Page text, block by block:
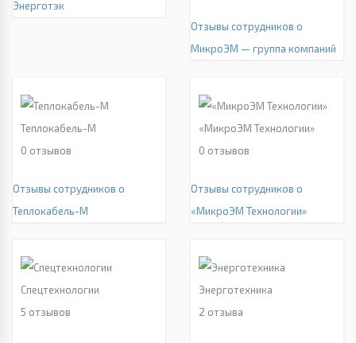
Энерготэк
Отзывы сотрудников о
МикроЭМ — группа компаний
Теплокабель-М
0 отзывов
Отзывы сотрудников о
Теплокабель-М
«МикроЭМ Технологии»
0 отзывов
Отзывы сотрудников о
«МикроЭМ Технологии»
Спецтехнологии
5 отзывов
Энерготехника
2 отзыва